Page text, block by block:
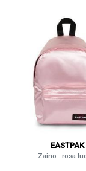
EASTPAK
Zaino . rosa